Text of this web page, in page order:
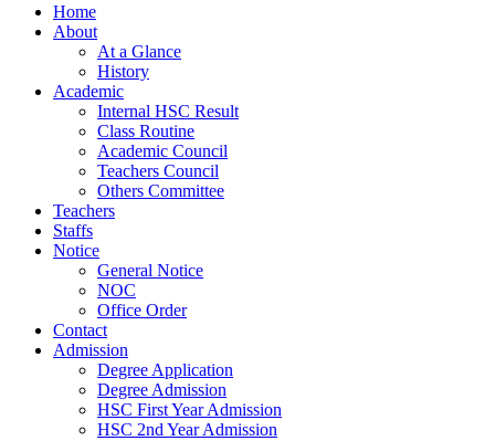
Home
About
At a Glance
History
Academic
Internal HSC Result
Class Routine
Academic Council
Teachers Council
Others Committee
Teachers
Staffs
Notice
General Notice
NOC
Office Order
Contact
Admission
Degree Application
Degree Admission
HSC First Year Admission
HSC 2nd Year Admission